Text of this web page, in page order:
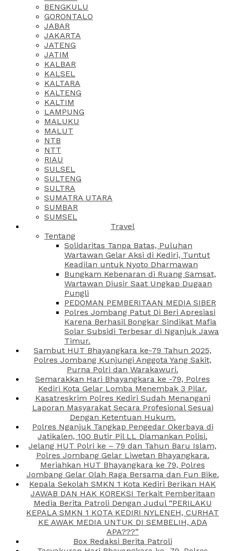
BENGKULU
GORONTALO
JABAR
JAKARTA
JATENG
JATIM
KALBAR
KALSEL
KALTARA
KALTENG
KALTIM
LAMPUNG
MALUKU
MALUT
NTB
NTT
RIAU
SULSEL
SULTENG
SULTRA
SUMATRA UTARA
SUMBAR
SUMSEL
Travel
Tentang
Solidaritas Tanpa Batas, Puluhan
Wartawan Gelar Aksi di Kediri, Tuntut
Keadilan untuk Nyoto Dharmawan
Bungkam Kebenaran di Ruang Samsat,
Wartawan Diusir Saat Ungkap Dugaan
Pungli
PEDOMAN PEMBERITAAN MEDIA SIBER
Polres Jombang Patut Di Beri Apresiasi
Karena Berhasil Bongkar Sindikat Mafia
Solar Subsidi Terbesar di Nganjuk Jawa
Timur.
Sambut HUT Bhayangkara ke-79 Tahun 2025,
Polres Jombang Kunjungi Anggota Yang Sakit,
Purna Polri dan Warakawuri.
Semarakkan Hari Bhayangkara ke -79, Polres
Kediri Kota Gelar Lomba Menembak 3 Pilar.
Kasatreskrim Polres Kediri Sudah Menangani
Laporan Masyarakat Secara Profesional Sesuai
Dengan Ketentuan Hukum.
Polres Nganjuk Tangkap Pengedar Okerbaya di
Jatikalen, 100 Butir Pil LL Diamankan Polisi.
Jelang HUT Polri ke – 79 dan Tahun Baru Islam,
Polres Jombang Gelar Liwetan Bhayangkara.
Meriahkan HUT Bhayangkara ke 79, Polres
Jombang Gelar Olah Raga Bersama dan Fun Bike.
Kepala Sekolah SMKN 1 Kota Kediri Berikan HAK
JAWAB DAN HAK KOREKSI Terkait Pemberitaan
Media Berita Patroli Dengan Judul “PERILAKU
KEPALA SMKN 1 KOTA KEDIRI NYLENEH, CURHAT
KE AWAK MEDIA UNTUK DI SEMBELIH, ADA
APA???”
Box Redaksi Berita Patroli